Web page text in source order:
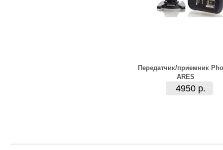
Передатчик/приемник
ARES
4950 р.